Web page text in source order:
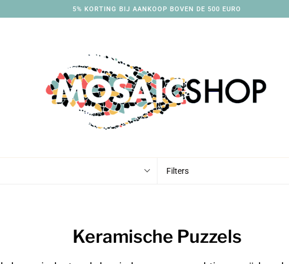
5% KORTING BIJ AANKOOP BOVEN DE 500 EURO
Filters
Keramische Puzzels